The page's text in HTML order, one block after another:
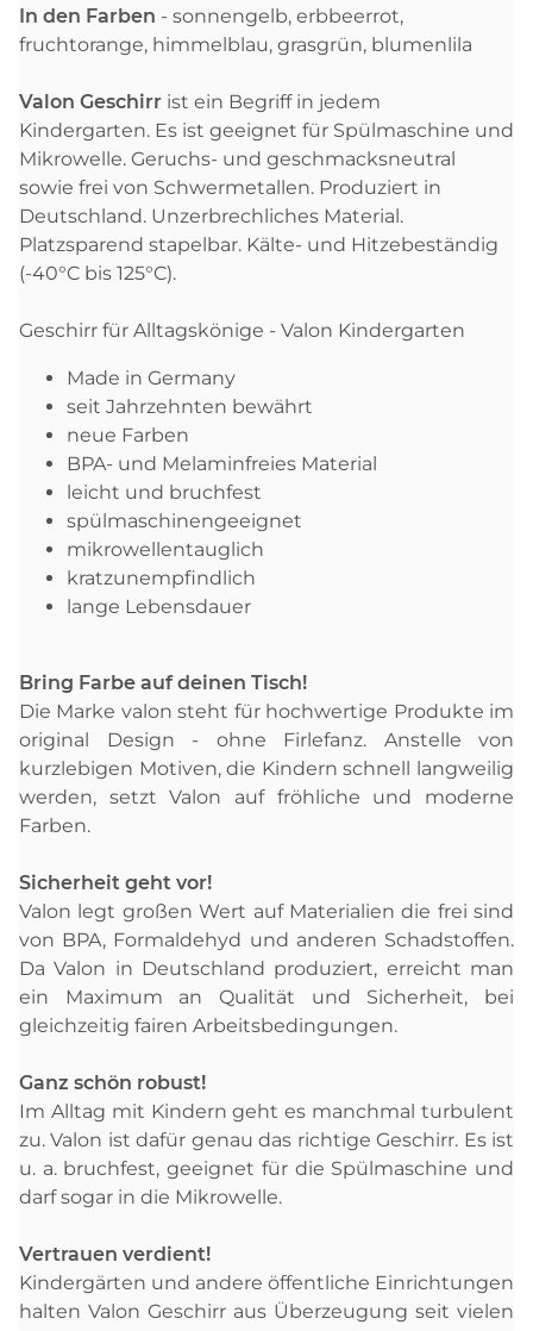
In den Farben - sonnengelb, erbbeerrot,
fruchtorange, himmelblau, grasgrün, blumenlila
Valon Geschirr ist ein Begriff in jedem
Kindergarten. Es ist geeignet für Spülmaschine und
Mikrowelle. Geruchs- und geschmacksneutral
sowie frei von Schwermetallen. Produziert in
Deutschland. Unzerbrechliches Material.
Platzsparend stapelbar. Kälte- und Hitzebeständig
(-40°C bis 125°C).
Geschirr für Alltagskönige - Valon Kindergarten
Made in Germany
seit Jahrzehnten bewährt
neue Farben
BPA- und Melaminfreies Material
leicht und bruchfest
spülmaschinengeeignet
mikrowellentauglich
kratzunempfindlich
lange Lebensdauer
Bring Farbe auf deinen Tisch!
Die Marke valon steht für hochwertige Produkte im
original Design - ohne Firlefanz. Anstelle von
kurzlebigen Motiven, die Kindern schnell langweilig
werden, setzt Valon auf fröhliche und moderne
Farben.
Sicherheit geht vor!
Valon legt großen Wert auf Materialien die frei sind
von BPA, Formaldehyd und anderen Schadstoffen.
Da Valon in Deutschland produziert, erreicht man
ein Maximum an Qualität und Sicherheit, bei
gleichzeitig fairen Arbeitsbedingungen.
Ganz schön robust!
Im Alltag mit Kindern geht es manchmal turbulent
zu. Valon ist dafür genau das richtige Geschirr. Es ist
u. a. bruchfest, geeignet für die Spülmaschine und
darf sogar in die Mikrowelle.
Vertrauen verdient!
Kindergärten und andere öffentliche Einrichtungen
halten Valon Geschirr aus Überzeugung seit vielen